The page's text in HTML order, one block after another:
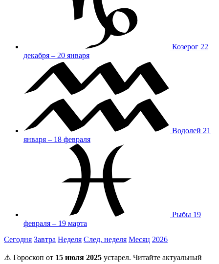
Козерог 22
декабря – 20 января
Водолей 21
января – 18 февраля
Рыбы 19
февраля – 19 марта
Сегодня Завтра Неделя След. неделя Месяц 2026
⚠️ Гороскоп от 15 июля 2025 устарел. Читайте актуальный